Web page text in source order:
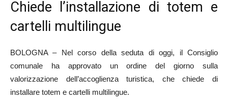
Chiede l’installazione di totem e
cartelli multilingue
BOLOGNA – Nel corso della seduta di oggi, il Consiglio
comunale ha approvato un ordine del giorno sulla
valorizzazione dell’accoglienza turistica, che chiede di
installare totem e cartelli multilingue.